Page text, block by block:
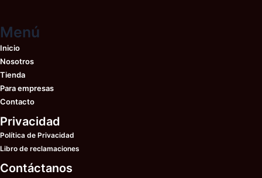
Menú
Inicio
Nosotros
Tienda
Para empresas
Contacto
Privacidad
Política de Privacidad
Libro de reclamaciones
Contáctanos